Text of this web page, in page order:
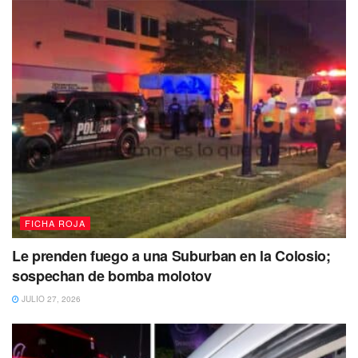
FICHA ROJA
Le prenden fuego a una Suburban en la Colosio;
sospechan de bomba molotov
JULIO 27, 2026